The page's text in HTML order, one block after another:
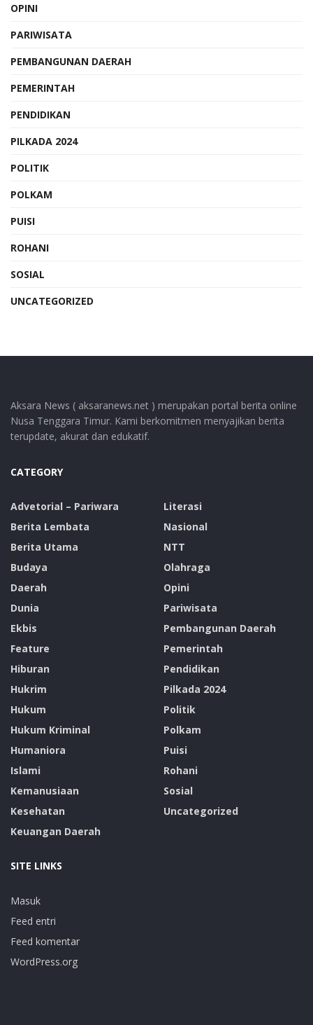
OPINI
PARIWISATA
PEMBANGUNAN DAERAH
PEMERINTAH
PENDIDIKAN
PILKADA 2024
POLITIK
POLKAM
PUISI
ROHANI
SOSIAL
UNCATEGORIZED
Aksara News ( aksaranews.net ) merupakan portal berita online
Nusa Tenggara Timur. Kami berkomitmen menyajikan berita
terupdate, akurat dan edukatif.
CATEGORY
Advetorial – Pariwara
Berita Lembata
Berita Utama
Budaya
Daerah
Dunia
Ekbis
Feature
Hiburan
Hukrim
Hukum
Hukum Kriminal
Humaniora
Islami
Kemanusiaan
Kesehatan
Keuangan Daerah
Literasi
Nasional
NTT
Olahraga
Opini
Pariwisata
Pembangunan Daerah
Pemerintah
Pendidikan
Pilkada 2024
Politik
Polkam
Puisi
Rohani
Sosial
Uncategorized
SITE LINKS
Masuk
Feed entri
Feed komentar
WordPress.org